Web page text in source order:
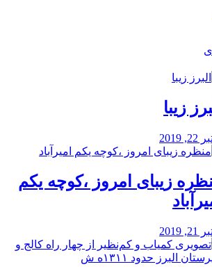
زیبا
2019
زیبای امروز ،کوچه یکم
2019